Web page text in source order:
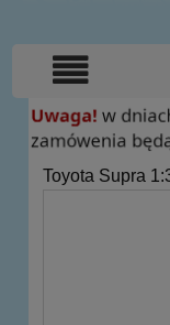
Toyota Supra